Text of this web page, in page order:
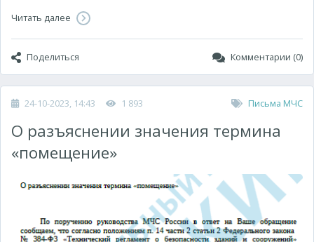
Читать далее
Поделиться Комментарии (0)
24-10-2023, 14:43 1 893 Письма МЧС
О разъяснении значения термина
«помещение»